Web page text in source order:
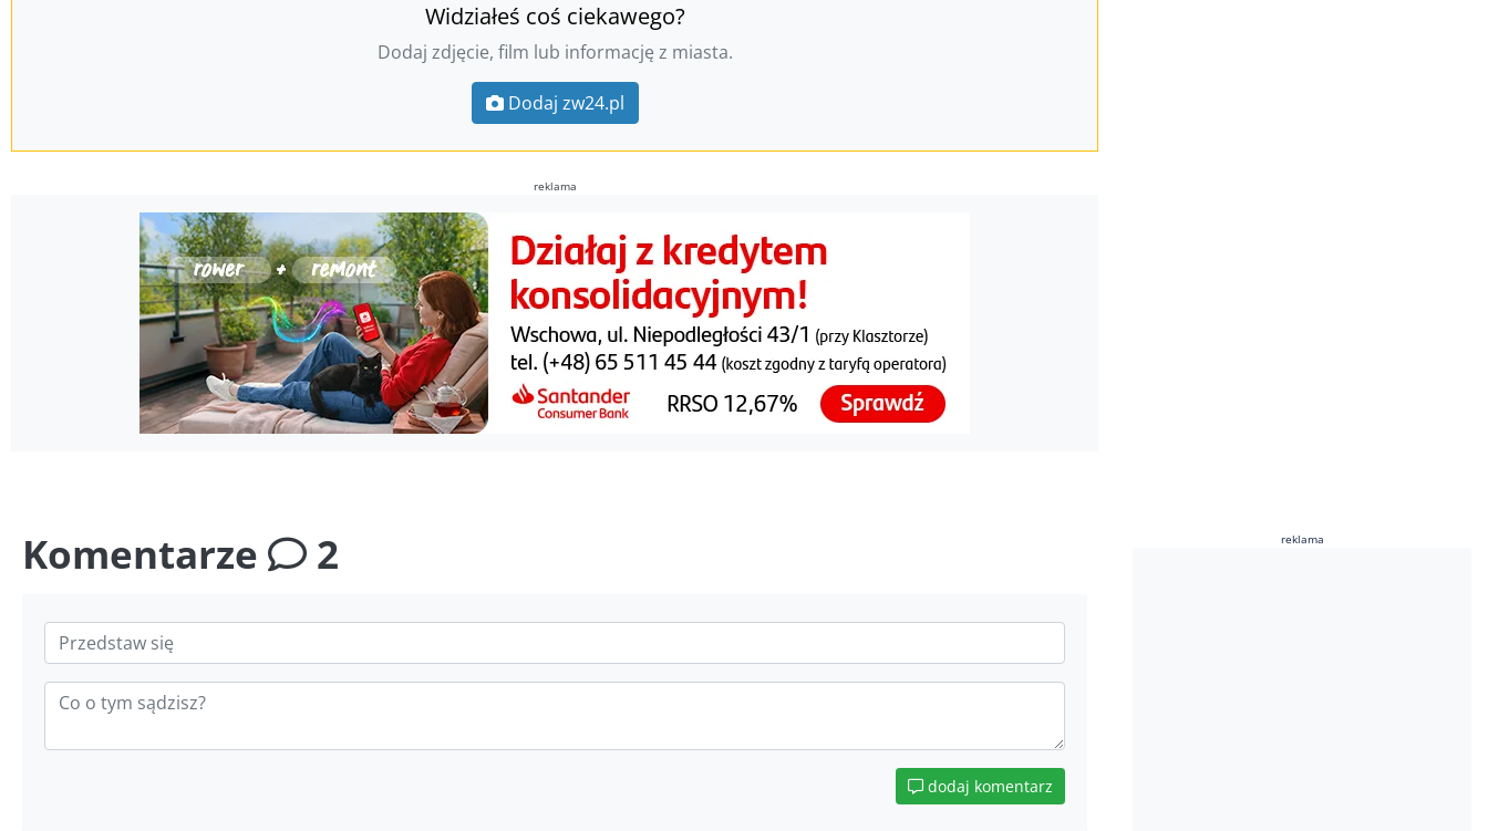
Widziałeś coś ciekawego?
Dodaj zdjęcie, film lub informację z miasta.
Dodaj zw24.pl
reklama
Komentarze 2
dodaj komentarz
reklama